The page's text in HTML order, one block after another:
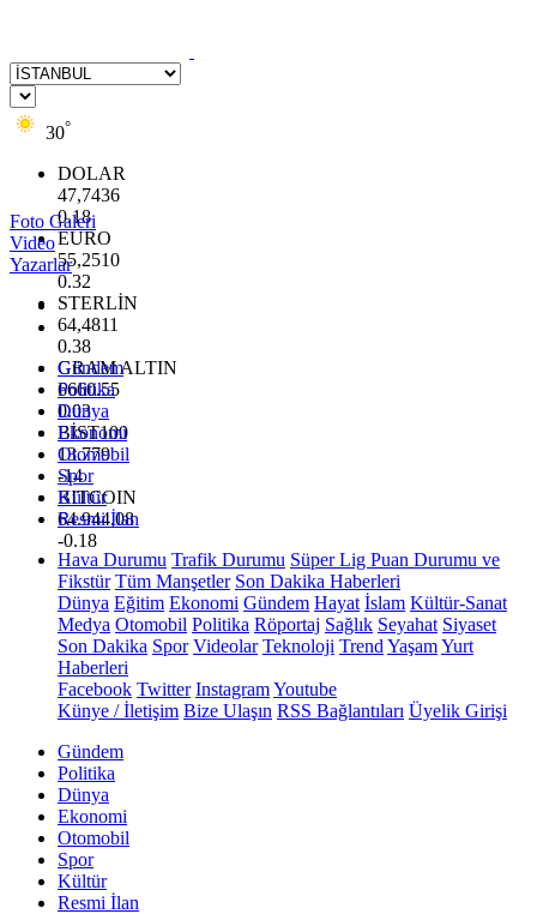
30°
DOLAR
47,7436
0.18
EURO
55,2510
0.32
STERLİN
64,4811
0.38
GRAM ALTIN
6660.55
0.03
BİST100
13.779
-14
BITCOIN
64.944,08
-0.18
Foto Galeri
Video
Yazarlar
Gündem
Politika
Dünya
Ekonomi
Otomobil
Spor
Kültür
Resmi İlan
Hava Durumu Trafik Durumu Süper Lig Puan Durumu ve
Fikstür Tüm Manşetler Son Dakika Haberleri
Dünya Eğitim Ekonomi Gündem Hayat İslam Kültür-Sanat
Medya Otomobil Politika Röportaj Sağlık Seyahat Siyaset
Son Dakika Spor Videolar Teknoloji Trend YaşamYurt
Haberleri
Facebook Twitter InstagramYoutube
Künye / İletişim Bize Ulaşın RSS Bağlantıları Üyelik Girişi
Gündem
Politika
Dünya
Ekonomi
Otomobil
Spor
Kültür
Resmi İlan